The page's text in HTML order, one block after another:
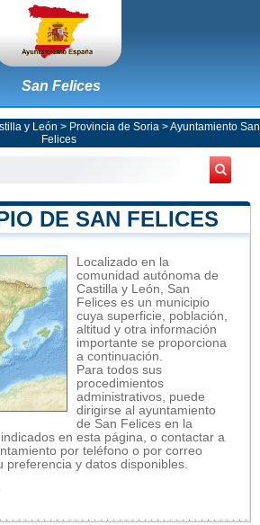
San Felices
y León > Provincia de Soria >Ayuntamiento San
Felices
DE SAN FELICES
Localizado en la
comunidad autónoma de
Castilla y León, San
Felices es un municipio
cuya superficie, población,
altitud y otra información
importante se proporciona
a continuación.
Para todos sus
procedimientos
administrativos, puede
dirigirse al ayuntamiento
de San Felices en la
en esta página, o contactar a
por teléfono o por correo
preferencia y datos disponibles.